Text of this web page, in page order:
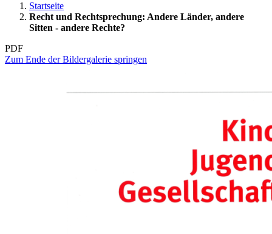
Startseite
Recht und Rechtsprechung: Andere Länder, andere
Sitten - andere Rechte?
PDF
Zum Ende der Bildergalerie springen